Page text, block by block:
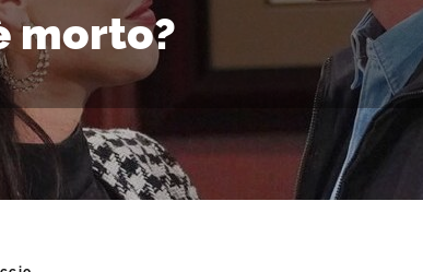
SEGRETI DI FAMIGLIA
TEMPESTA D’AMORE
UN POSTO AL SOLE
morto?